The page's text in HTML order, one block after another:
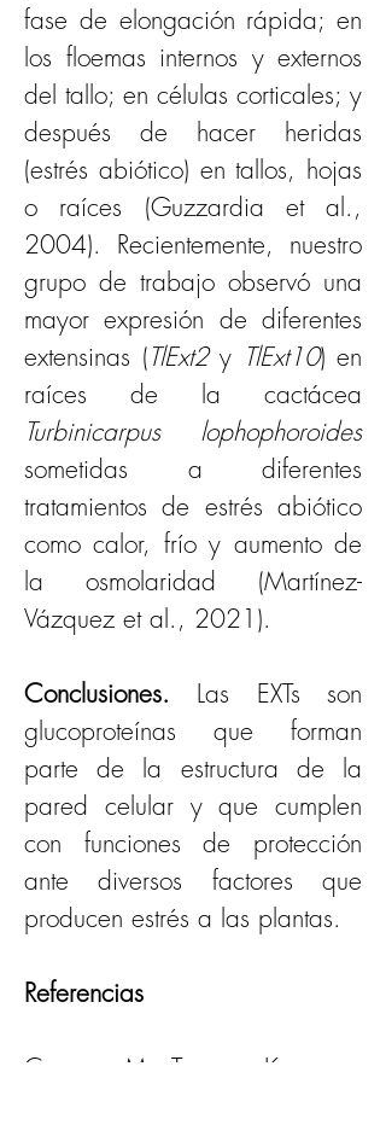
fase de elongación rápida; en
los floemas internos y externos
del tallo; en células corticales; y
después de hacer heridas
(estrés abiótico) en tallos, hojas
o raíces (Guzzardia et al.,
2004). Recientemente, nuestro
grupo de trabajo observó una
mayor expresión de diferentes
extensinas (TlExt2 y TlExt10) en
Turbinicarpus lophophoroides
sometidas a diferentes
tratamientos de estrés abiótico
como calor, frío y aumento de
la osmolaridad (Martínez-
Vázquez et al., 2021).
Conclusiones. Las EXTs son
glucoproteínas que forman
parte de la estructura de la
pared celular y que cumplen
con funciones de protección
ante diversos factores que
producen estrés a las plantas.
Referencias
Cannon, M., Terneus, K.,